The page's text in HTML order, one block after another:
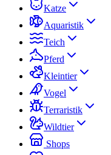
Katze
Aquaristik
Teich
Pferd
Kleintier
Vogel
Terraristik
Wildtier
Shops